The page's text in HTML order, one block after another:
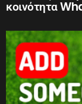
κοινότητα